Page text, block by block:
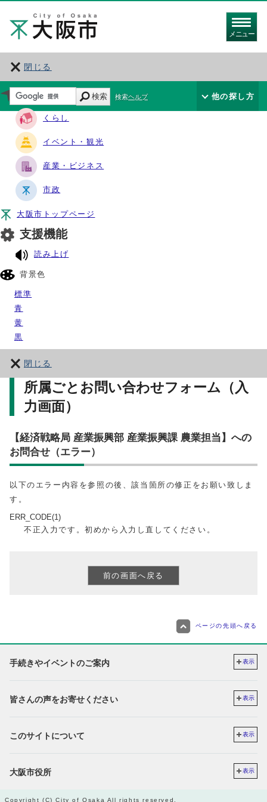
メニュー
閉じる
サイト・ナビ
くらし
イベント・観光
産業・ビジネス
市政
大阪市トップページ
支援機能
読み上げ
背景色
標準
青
黄
黒
閉じる
検索 検索ヘルプ 他の探し方
所属ごとお問い合わせフォーム（入
力画面）
【経済戦略局 産業振興部 産業振興課 農業担当】への
お問合せ（エラー）
以下のエラー内容を参照の後、該当箇所の修正をお願い致しま
す。
ERR_CODE(1)
不正入力です。初めから入力し直してください。
ページの先頭へ戻る
手続きやイベントのご案内 表示
皆さんの声をお寄せください 表示
このサイトについて 表示
大阪市役所 表示
Copyright (C) City of Osaka All rights reserved.